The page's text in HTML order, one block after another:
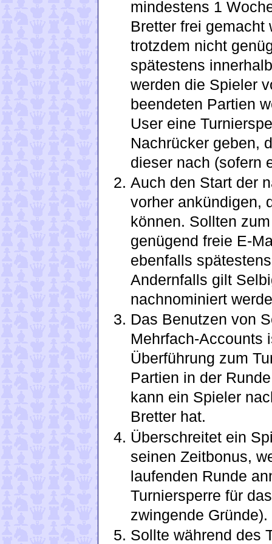
mindestens 1
Bretter frei gemacht
trotzdem nicht
spätestens
werden die Spieler
beendeten Partien
User eine
Nachrücker geben,
dieser nach (sofern
Auch den Start der
vorher ankündigen,
können. Sollten
genügend freie E-
ebenfalls
Andernfalls gilt
nachnominiert
Das Benutzen von
Mehrfach-Accounts
Überführung zum
Partien in der
kann ein Spieler
Bretter hat.
Überschreitet ein
seinen Zeitbonus,
laufenden Runde
Turniersperre für
zwingende Gründe).
Sollte während des